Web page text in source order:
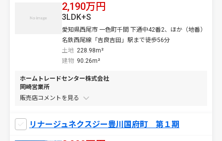
2,190万円
愛知県西尾市 一色町千間 下通中42番2、ほか（地番）
名鉄西尾線「吉良吉田」駅まで徒歩56分
土地 228.98m²
3LDK+S
建物 90.26m²
ホームトレードセンター株式会社
岡崎営業所
販売店コメントを
リナージュネクスジー豊川国府町 第１期